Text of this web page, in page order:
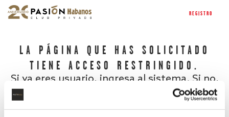
REGISTRO
LA PÁGINA QUE HAS SOLICITADO
TIENE ACCESO RESTRINGIDO.
Si ya eres usuario, ingresa al sistema. Si no,